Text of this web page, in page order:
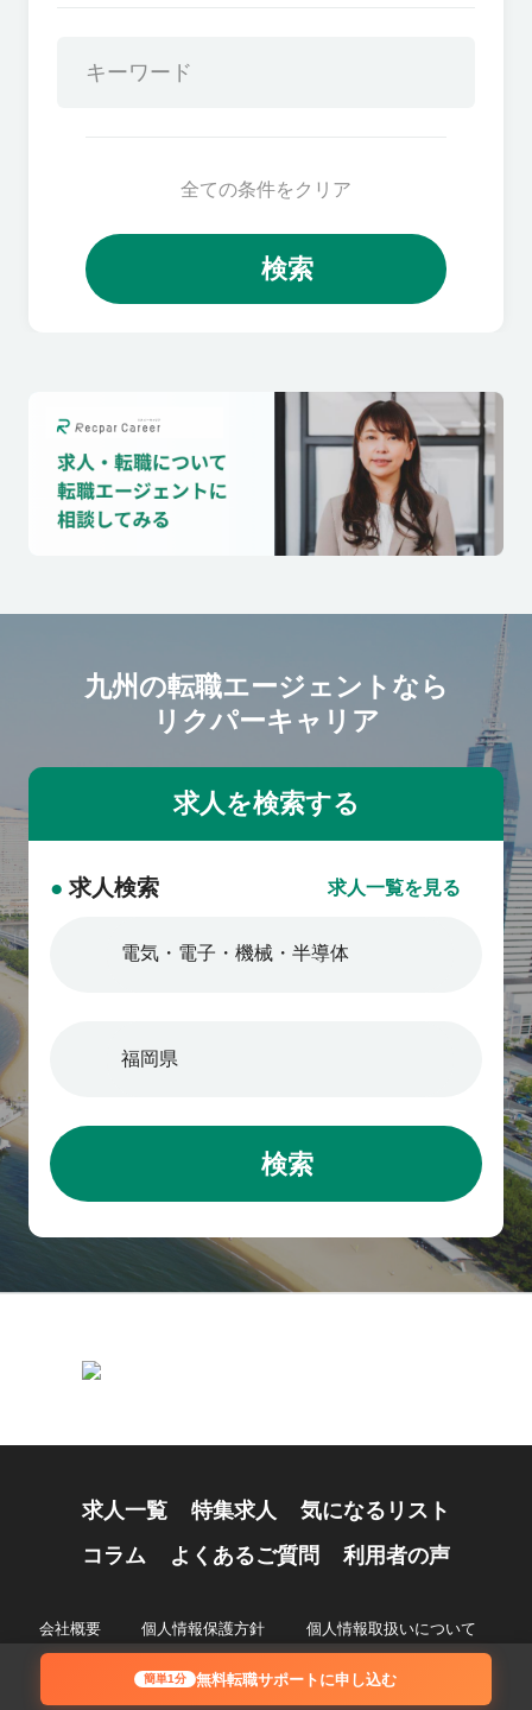
全ての条件をクリア
検索
九州の転職エージェントなら
リクパーキャリア
● 求人検索 求人一覧を見る
検索
簡単1分 無料転職サポートに申し込む
求人一覧 特集求人
気になるリスト
コラム
よくあるご質問 利用者の声
会社概要 個人情報保護方針 個人情報取扱いについて
© 2024 Recruiting Partners Co.,Ltd.